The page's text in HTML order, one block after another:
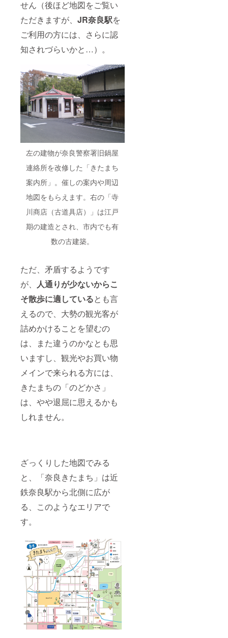
せん（後ほど地図をご覧い
ただきますが、 JR奈良駅を
ご利用の方には、さらに認
知されづらいかと…）。
左の建物が奈良警察署旧鍋屋
連絡所を改修した「きたまち
案内所」。催しの案内や周辺
地図をもらえます。右の「寺
川商店（古道具店）」は江戸
期の建造とされ、市内でも有
数の古建築。
ただ、矛盾するようです
が、 人通りが少ないからこ
そ散歩に適しているとも言
えるので、大勢の観光客が
詰めかけることを望むの
は、また違うのかなとも思
いますし、観光やお買い物
メインで来られる方には、
きたまちの「のどかさ」
は、やや退屈に思えるかも
しれません。
ざっくりした地図でみる
と、「奈良きたまち」は近
鉄奈良駅から北側に広が
る、このようなエリアで
す。